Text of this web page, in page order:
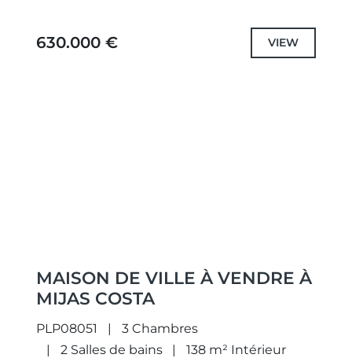
méditerranéen sur la...
630.000 € VIEW
MAISON DE VILLE À VENDRE À
MIJAS COSTA
PLP08051
3 Chambres
2 Salles de bains
138 m² Intérieur